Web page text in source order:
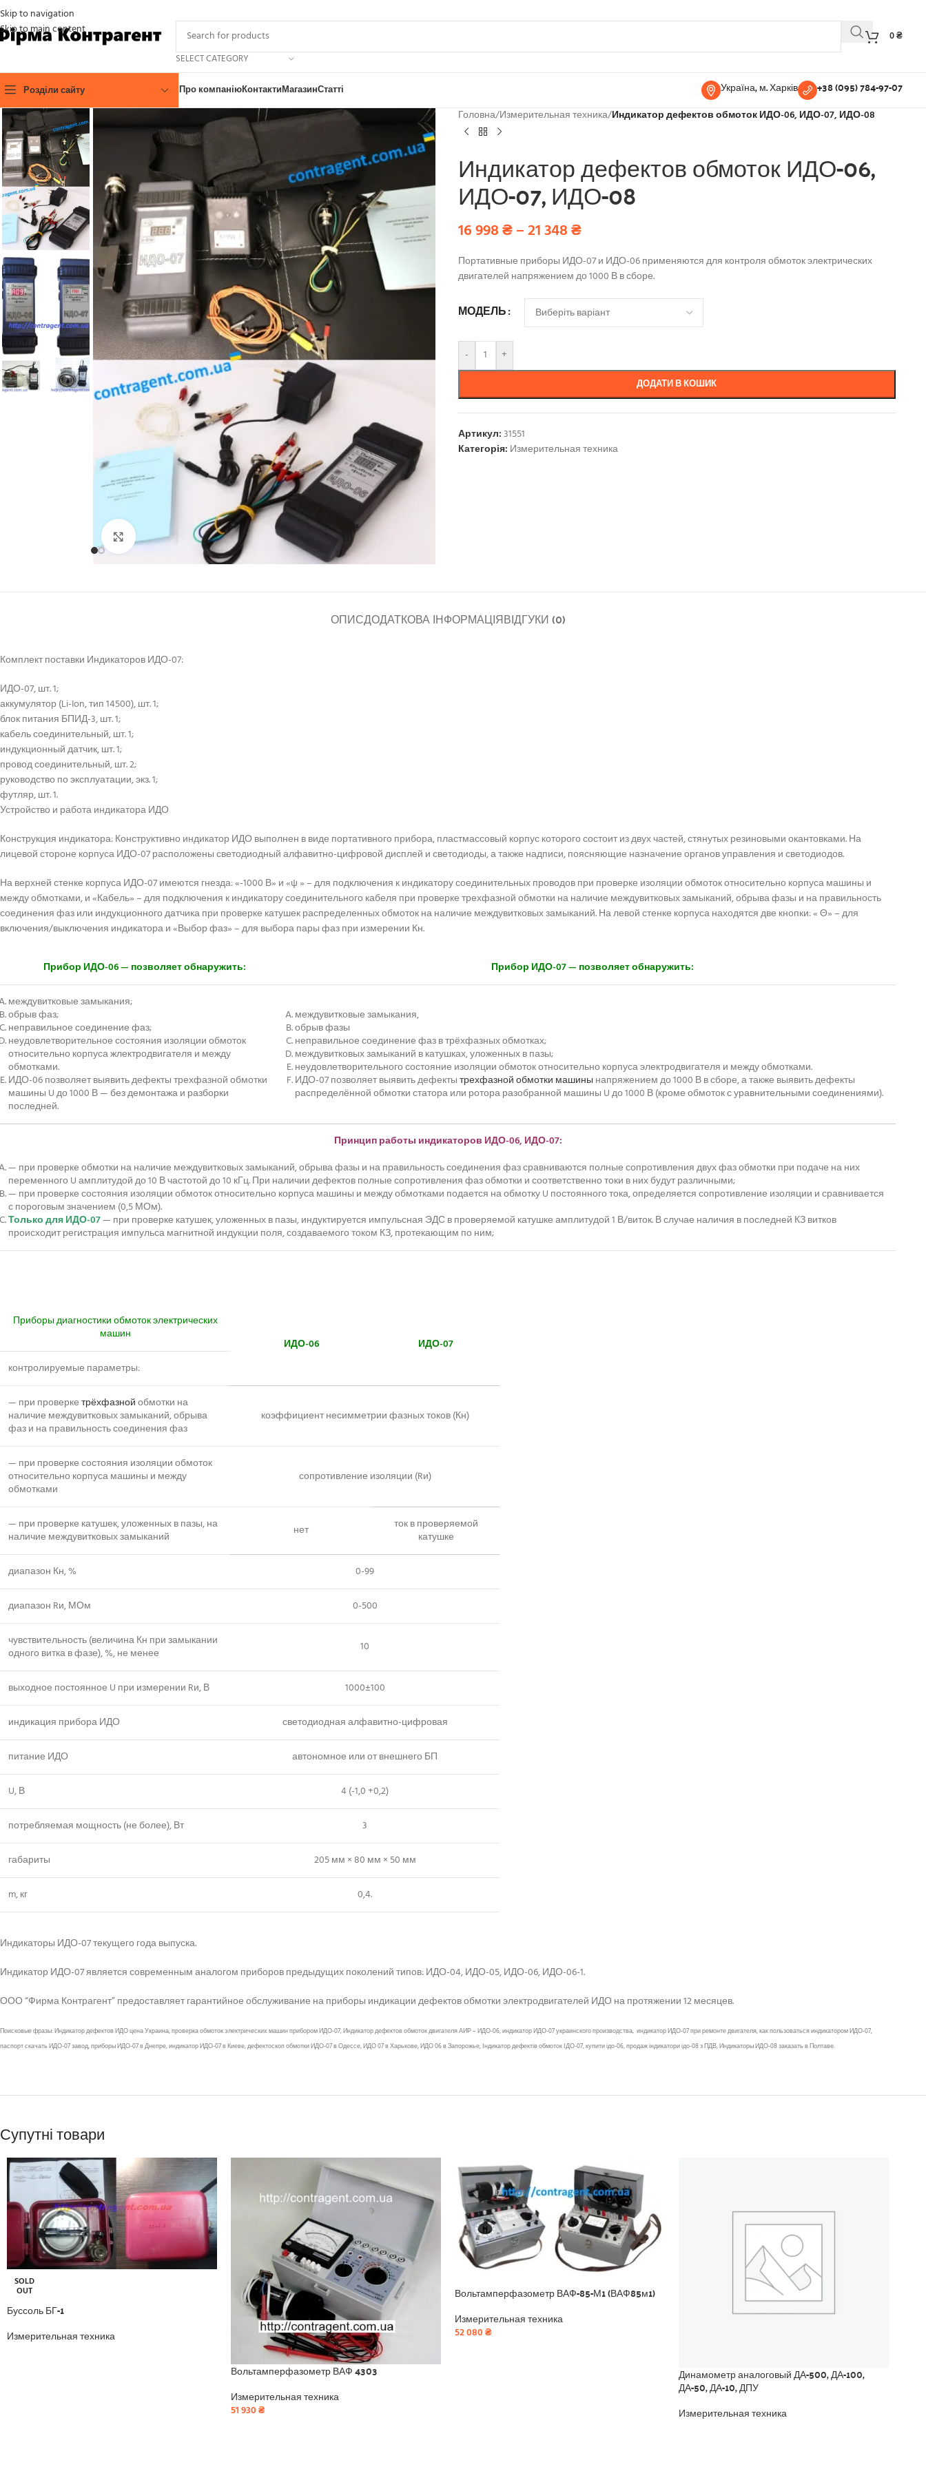
Skip to navigation
Skip to main content
SELECT CATEGORY
0₴
Розділи сайту Про компаніюКонтактиМагазинСтатті Україна, м. Харків +38 (095) 784-97-07
Click to enlarge
Головна/Измерительная техника/Индикатор дефектов обмоток ИДО-06, ИДО-07, ИДО-08
Индикатор дефектов обмоток ИДО-06,
ИДО-07, ИДО-08
16 998₴–21 348₴
Портативные приборы ИДО-07 и ИДО-06 применяются для контроля обмоток электрических
двигателей напряжением до 1000 В в сборе.
МОДЕЛЬ
- +
ДОДАТИ В КОШИК
Артикул:31551
Категорія: Измерительная техника
ОПИСДОДАТКОВА ІНФОРМАЦІЯВІДГУКИ (0)
Комплект поставки Индикаторов ИДО-07:
ИДО-07, шт. 1;
аккумулятор (Li-Ion, тип 14500), шт. 1;
блок питания БПИД-3, шт. 1;
кабель соединительный, шт. 1;
индукционный датчик, шт. 1;
провод соединительный, шт. 2;
руководство по эксплуатации, экз. 1;
футляр, шт. 1.
Устройство и работа индикатора ИДО
Конструкция индикатора: Конструктивно индикатор ИДО выполнен в виде портативного прибора, пластмассовый корпус которого состоит из двух частей, стянутых резиновыми окантовками. На
лицевой стороне корпуса ИДО-07 расположены светодиодный алфавитно-цифровой дисплей и светодиоды, а также надписи, поясняющие назначение органов управления и светодиодов.
На верхней стенке корпуса ИДО-07 имеются гнезда: «-1000 В» и «ψ » – для подключения к индикатору соединительных проводов при проверке изоляции обмоток относительно корпуса машины и
между обмотками, и «Кабель» – для подключения к индикатору соединительного кабеля при проверке трехфазной обмотки на наличие междувитковых замыканий, обрыва фазы и на правильность
соединения фаз или индукционного датчика при проверке катушек распределенных обмоток на наличие междувитковых замыканий. На левой стенке корпуса находятся две кнопки: « Θ» – для
включения/выключения индикатора и «Выбор фаз» – для выбора пары фаз при измерении Кн.
Прибор ИДО-06 — позволяет обнаружить: Прибор ИДО-07 — позволяет обнаружить:
междувитковые замыкания;
обрыв фаз;
неправильное соединение фаз;
неудовлетворительное состояния изоляции обмоток
относительно корпуса жлектродвигателя и между
обмотками.
ИДО-06 позволяет выявить дефекты трехфазной обмотки
машины U до 1000 В — без демонтажа и разборки
последней.
междувитковые замыкания,
обрыв фазы
неправильное соединение фаз в трёхфазных обмотках;
междувитковых замыканий в катушках, уложенных в пазы;
неудовлетворительного состояние изоляции обмоток относительно корпуса электродвигателя и между обмотками.
ИДО-07 позволяет выявить дефектытрехфазной обмотки машины напряжением до 1000 В в сборе, а также выявить дефекты
распределённой обмотки статора или ротора разобранной машины U до 1000 В (кроме обмоток с уравнительными соединениями).
Принцип работы индикаторов ИДО-06, ИДО-07:
— при проверке обмотки на наличие междувитковых замыканий, обрыва фазы и на правильность соединения фаз сравниваются полные сопротивления двух фаз обмотки при подаче на них
переменного U амплитудой до 10 В частотой до 10 кГц. При наличии дефектов полные сопротивления фаз обмотки и соответственно токи в них будут различными;
— при проверке состояния изоляции обмоток относительно корпуса машины и между обмотками подается на обмотку U постоянного тока, определяется сопротивление изоляции и сравнивается
с пороговым значением (0,5 МОм).
Только для ИДО-07— при проверке катушек, уложенных в пазы, индуктируется импульсная ЭДС в проверяемой катушке амплитудой 1 В/виток. В случае наличия в последней КЗ витков
происходит регистрация импульса магнитной индукции поля, создаваемого током КЗ, протекающим по ним;
Приборы диагностики обмоток электрических
машин
ИДО-06
ИДО-07
контролируемые параметры:
— при проверкетрёхфазнойобмотки на
наличие междувитковых замыканий, обрыва
фаз и на правильность соединения фаз
коэффициент несимметрии фазных токов (Кн)
— при проверке состояния изоляции обмоток
относительно корпуса машины и между
обмотками
сопротивление изоляции (Rи)
— при проверке катушек, уложенных в пазы, на
наличие междувитковых замыканий
нет
ток в проверяемой
катушке
диапазон Кн, % 0-99
диапазон Rи, МОм 0-500
чувствительность (величина Кн при замыкании
одного витка в фазе), %, не менее
10
выходное постоянное U при измерении Rи, В 1000±100
индикация прибора ИДО светодиодная алфавитно-цифровая
питание ИДО автономное или от внешнего БП
U, В 4 (-1,0 +0,2)
потребляемая мощность (не более), Вт 3
габариты 205 мм × 80 мм × 50 мм
m, кг 0,4.
Индикаторы ИДО-07 текущего года выпуска.
Индикатор ИДО-07 является современным аналогом приборов предыдущих поколений типов: ИДО-04, ИДО-05, ИДО-06, ИДО-06-1.
ООО “Фирма Контрагент” предоставляет гарантийное обслуживание на приборы индикации дефектов обмотки электродвигателей ИДО на протяжении 12 месяцев.
Поисковые фразы: Индикатор дефектов ИДО цена Украина, проверка обмоток электрических машин прибором ИДО-07, Индикатор дефектов обмоток двигателя АИР – ИДО-06, индикатор ИДО-07 украинского производства, индикатор ИДО-07 при ремонте двигателя, как пользоваться индикатором ИДО-07,
паспорт скачать ИДО-07 завод, приборы ИДО-07 в Днепре, индикатор ИДО-07 в Киеве, дефектоскоп обмотки ИДО-07 в Одессе, ИДО 07 в Харькове, ИДО 06 в Запорожье, Індикатор дефектів обмоток ІДО-07, купити ідо-06, продаж індикатори ідо-08 з ПДВ, Индикаторы ИДО-08 заказать в Полтаве.
Супутні товари
SOLD
OUT
Буссоль БГ-1
Измерительная техника
Вольтамперфазометр ВАФ 4303
Измерительная техника
51 930₴
Вольтамперфазометр ВАФ-85-М1 (ВАФ85м1)
Измерительная техника
52 080₴
Динамометр аналоговый ДА-500, ДА-100,
ДА-50, ДА-10, ДПУ
Измерительная техника